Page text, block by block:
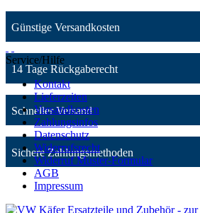
Günstige Versandkosten
14 Tage Rückgaberecht
Schneller Versand
Sichere Zahlungsmethoden
Service/Hilfe
Kontakt
Lieferzeiten
Versandkosten
Zahlungsinfos
Datenschutz
Widerrufsrecht
Widerruf Muster-Formular
AGB
Impressum